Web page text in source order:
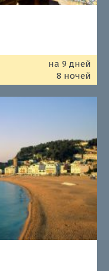
на 9 дней
8 ночей